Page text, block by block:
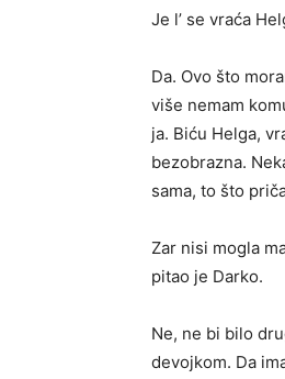
Je l’ se vraća
Da. Ovo što
više nemam
ja. Biću Helga,
bezobrazna.
sama, to što
Zar nisi mogla
pitao je Darko.
Ne, ne bi bilo
devojkom. Da